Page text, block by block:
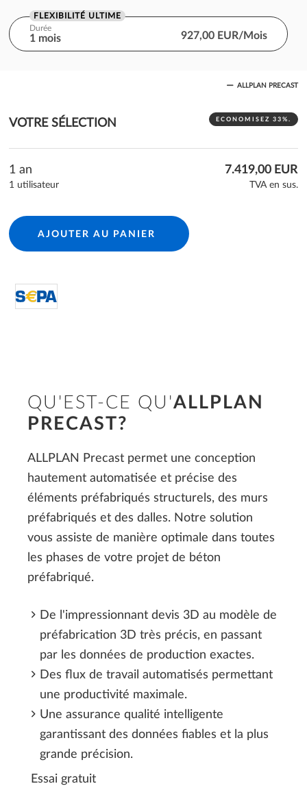
FLEXIBILITÉ ULTIME
927,00 EUR/Mois
Durée
1 mois
ALLPLAN PRECAST
VOTRE SÉLECTION ECONOMISEZ 33%.
1 an
1 utilisateur
7.419,00 EUR
TVA en sus.
AJOUTER AU PANIER
QU'EST-CE QU'ALLPLAN
PRECAST?
ALLPLAN Precast permet une conception
hautement automatisée et précise des
éléments préfabriqués structurels, des murs
préfabriqués et des dalles. Notre solution
vous assiste de manière optimale dans toutes
les phases de votre projet de béton
préfabriqué.
De l'impressionnant devis 3D au modèle de
préfabrication 3D très précis, en passant
par les données de production exactes.
Des flux de travail automatisés permettant
une productivité maximale.
Une assurance qualité intelligente
garantissant des données fiables et la plus
grande précision.
Essai gratuit